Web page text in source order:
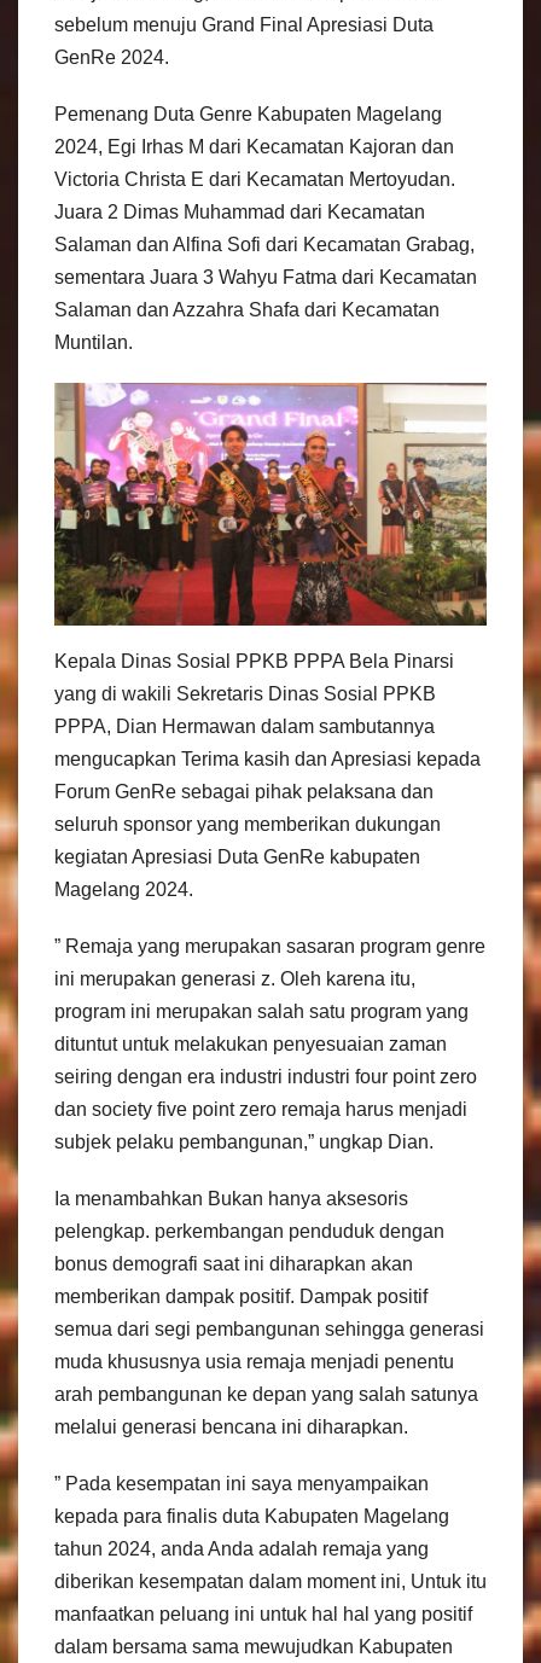
sebelum menuju Grand Final Apresiasi Duta
GenRe 2024.
Pemenang Duta Genre Kabupaten Magelang
2024, Egi Irhas M dari Kecamatan Kajoran dan
Victoria Christa E dari Kecamatan Mertoyudan.
Juara 2 Dimas Muhammad dari Kecamatan
Salaman dan Alfina Sofi dari Kecamatan Grabag,
sementara Juara 3 Wahyu Fatma dari Kecamatan
Salaman dan Azzahra Shafa dari Kecamatan
Muntilan.
Kepala Dinas Sosial PPKB PPPA Bela Pinarsi
yang di wakili Sekretaris Dinas Sosial PPKB
PPPA, Dian Hermawan dalam sambutannya
mengucapkan Terima kasih dan Apresiasi kepada
Forum GenRe sebagai pihak pelaksana dan
seluruh sponsor yang memberikan dukungan
kegiatan Apresiasi Duta GenRe kabupaten
Magelang 2024.
” Remaja yang merupakan sasaran program genre
ini merupakan generasi z. Oleh karena itu,
program ini merupakan salah satu program yang
dituntut untuk melakukan penyesuaian zaman
seiring dengan era industri industri four point zero
dan society five point zero remaja harus menjadi
subjek pelaku pembangunan,” ungkap Dian.
Ia menambahkan Bukan hanya aksesoris
pelengkap. perkembangan penduduk dengan
bonus demografi saat ini diharapkan akan
memberikan dampak positif. Dampak positif
semua dari segi pembangunan sehingga generasi
muda khususnya usia remaja menjadi penentu
arah pembangunan ke depan yang salah satunya
melalui generasi bencana ini diharapkan.
” Pada kesempatan ini saya menyampaikan
kepada para finalis duta Kabupaten Magelang
tahun 2024, anda Anda adalah remaja yang
diberikan kesempatan dalam moment ini, Untuk itu
manfaatkan peluang ini untuk hal hal yang positif
dalam bersama sama mewujudkan Kabupaten